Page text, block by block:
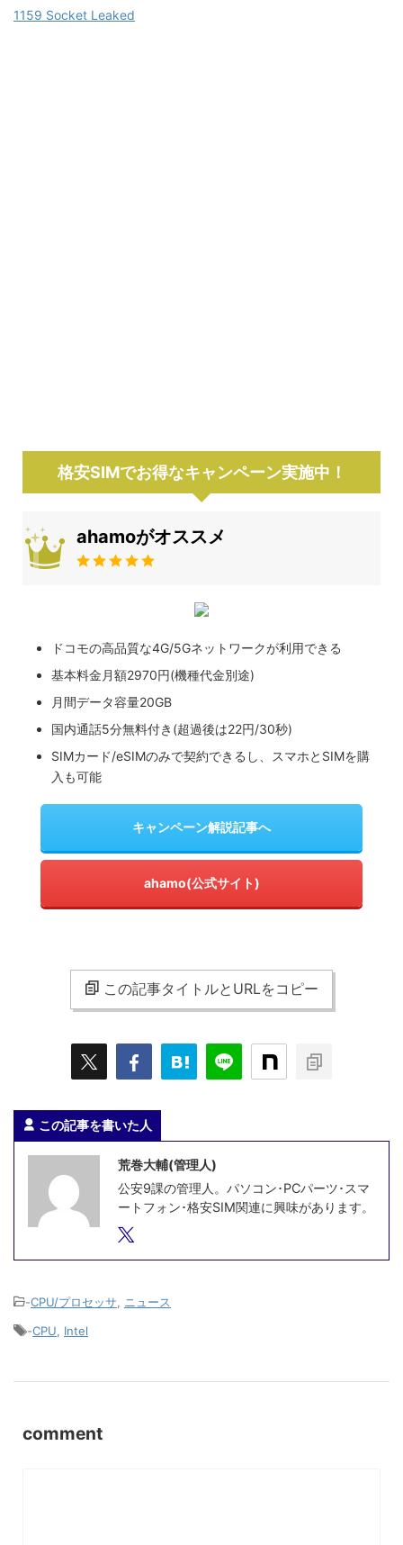
1159 Socket Leaked
格安SIMでお得なキャンペーン実施中！
ahamoがオススメ
ドコモの高品質な4G/5Gネットワークが利用できる
基本料金月額2970円(機種代金別途)
月間データ容量20GB
国内通話5分無料付き(超過後は22円/30秒)
SIMカード/eSIMのみで契約できるし、スマホとSIMを購
入も可能
キャンペーン解説記事へ
ahamo(公式サイト)
この記事タイトルとURLをコピー
この記事を書いた人
荒巻大輔(管理人)
公安9課の管理人。パソコン･PCパーツ･スマ
ートフォン･格安SIM関連に興味があります。
-CPU/プロセッサ
ニュース
-CPU Intel
comment